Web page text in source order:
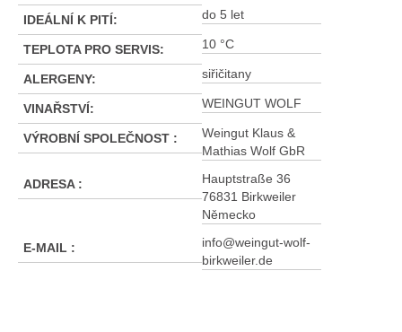
IDEÁLNÍ K PITÍ: do 5 let
TEPLOTA PRO SERVIS: 10 °C
ALERGENY: siřičitany
VINAŘSTVÍ: WEINGUT WOLF
VÝROBNÍ SPOLEČNOST :
Weingut Klaus &
Mathias Wolf GbR
ADRESA :
Hauptstraße 36
76831 Birkweiler
Německo
E-MAIL :
info@weingut-wolf-
birkweiler.de